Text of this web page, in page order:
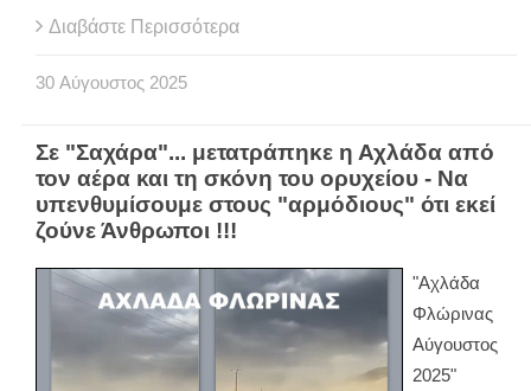
Διαβάστε Περισσότερα
30 Αύγουστος 2025
Σε "Σαχάρα"... μετατράπηκε η Αχλάδα από
τον αέρα και τη σκόνη του ορυχείου - Να
υπενθυμίσουμε στους "αρμόδιους" ότι εκεί
ζούνε Άνθρωποι !!!
"Αχλάδα
Φλώρινας
Αύγουστος
2025"